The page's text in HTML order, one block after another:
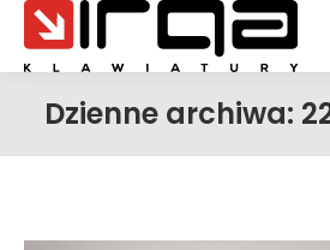
Dzienne archiwa: